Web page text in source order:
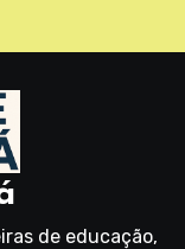
de educação,